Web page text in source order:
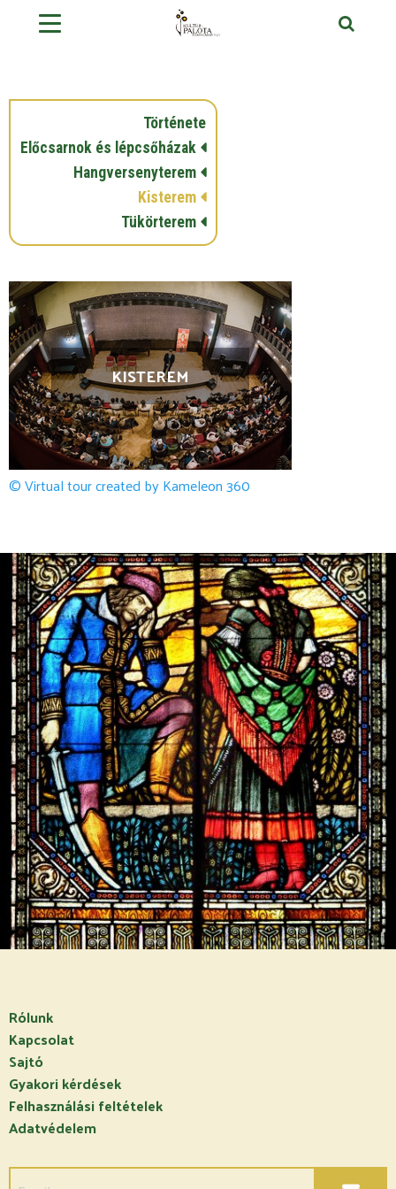
Története
Előcsarnok és lépcsőházak
Hangversenyterem
Kisterem
Tükörterem
KISTEREM
© Virtual tour created by Kameleon 360
Rólunk
Kapcsolat
Sajtó
Gyakori kérdések
Felhasználási feltételek
Adatvédelem